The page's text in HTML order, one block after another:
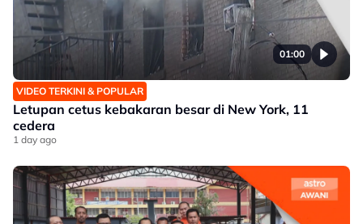
01:00
VIDEO TERKINI & POPULAR
Letupan cetus kebakaran besar di New York, 11
cedera
1 day ago